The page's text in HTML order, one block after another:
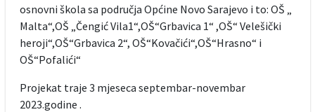
osnovni škola sa područja Općine Novo Sarajevo i to: OŠ „
Malta“,OŠ „Čengić Vila1“,OŠ“Grbavica 1“ ,OŠ“ Velešički
heroji“,OŠ“Grbavica 2“, OŠ“Kovačići“,OŠ“Hrasno“ i
OŠ“Pofalići“
Projekat traje 3 mjeseca septembar-novembar
2023.godine .